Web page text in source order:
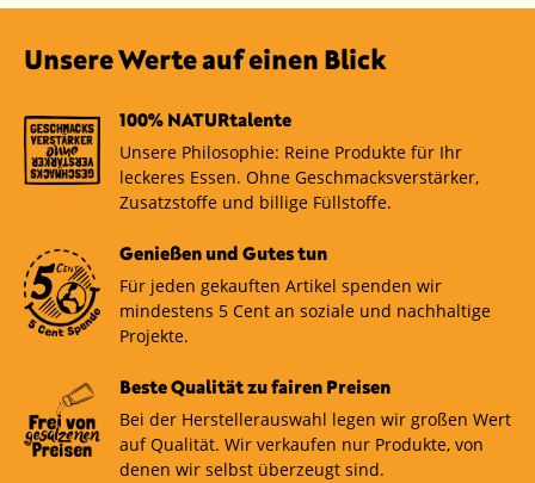
Unsere Werte auf einen Blick
100% NATURtalente
Unsere Philosophie: Reine Produkte für Ihr
leckeres Essen. Ohne Geschmacksverstärker,
Zusatzstoffe und billige Füllstoffe.
Genießen und Gutes tun
Für jeden gekauften Artikel spenden wir
mindestens 5 Cent an soziale und nachhaltige
Projekte.
Beste Qualität zu fairen Preisen
Bei der Herstellerauswahl legen wir großen Wert
auf Qualität. Wir verkaufen nur Produkte, von
denen wir selbst überzeugt sind.